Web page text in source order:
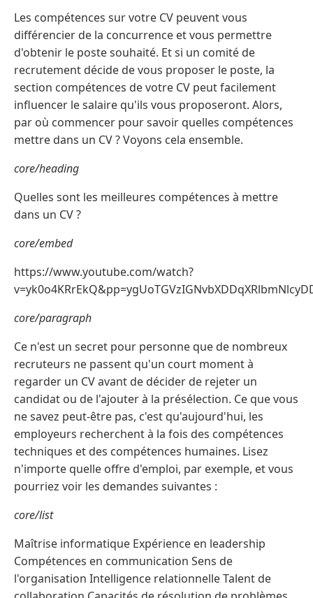
Les compétences sur votre CV peuvent vous
différencier de la concurrence et vous permettre
d'obtenir le poste souhaité. Et si un comité de
recrutement décide de vous proposer le poste, la
section compétences de votre CV peut facilement
influencer le salaire qu'ils vous proposeront. Alors,
par où commencer pour savoir quelles compétences
mettre dans un CV ? Voyons cela ensemble.
core/heading
Quelles sont les meilleures compétences à mettre
dans un CV ?
core/embed
https://www.youtube.com/watch?
core/paragraph
Ce n'est un secret pour personne que de nombreux
recruteurs ne passent qu'un court moment à
regarder un CV avant de décider de rejeter un
candidat ou de l'ajouter à la présélection. Ce que vous
ne savez peut-être pas, c'est qu'aujourd'hui, les
employeurs recherchent à la fois des compétences
techniques et des compétences humaines. Lisez
n'importe quelle offre d'emploi, par exemple, et vous
pourriez voir les demandes suivantes :
core/list
Maîtrise informatique Expérience en leadership
Compétences en communication Sens de
l'organisation Intelligence relationnelle Talent de